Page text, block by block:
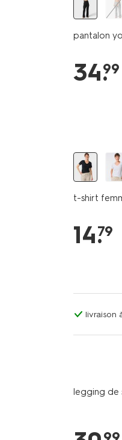
pantalon
34.
99
t-shirt
14.
79
livraison
legging de